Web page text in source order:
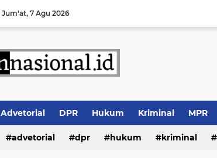
Jum'at 7 Agu 2026
Advetorial DPR Hukum Kriminal MPR
advetorial dpr hukum kriminal